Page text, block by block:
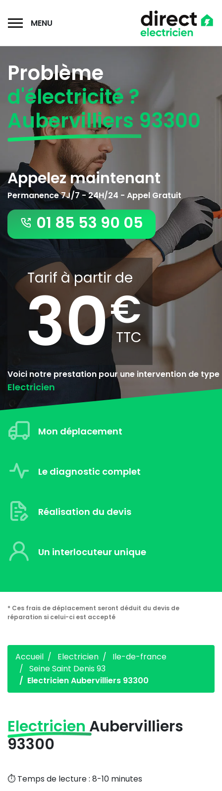
MENU
Problème
d'électricité ?
Aubervilliers 93300
Appelez maintenant
Permanence 7J/7 - 24H/24 - Appel Gratuit
01 85 53 90 05
Tarif à partir de
30
Voici notre prestation pour une intervention de type
Electricien
Mon déplacement
Le diagnostic complet
Réalisation du devis
Un interlocuteur unique
* Ces frais de déplacement seront déduit du devis de
réparation si celui-ci est accepté
Accueil Electricien
Ile-de-france
Seine Saint Denis 93
Electricien Aubervilliers 93300
Electricien Aubervilliers
93300
⏱️ Temps de lecture : 8-10 minutes